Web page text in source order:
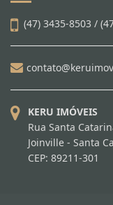
(47) 3435-8503 /
KERU IMÓVEIS
Rua Santa
Joinville - Santa
CEP: 89211-301